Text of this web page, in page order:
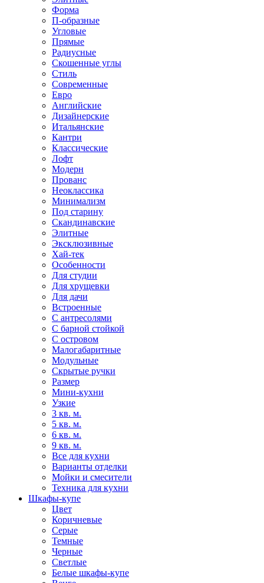
Форма
П-образные
Угловые
Прямые
Радиусные
Скошенные углы
Стиль
Современные
Евро
Английские
Дизайнерские
Итальянские
Кантри
Классические
Лофт
Модерн
Прованс
Неоклассика
Минимализм
Под старину
Скандинавские
Элитные
Эксклюзивные
Хай-тек
Особенности
Для студии
Для хрущевки
Для дачи
Встроенные
С антресолями
С барной стойкой
С островом
Малогабаритные
Модульные
Скрытые ручки
Размер
Мини-кухни
Узкие
3 кв. м.
5 кв. м.
6 кв. м.
9 кв. м.
Все для кухни
Варианты отделки
Мойки и смесители
Техника для кухни
Шкафы-купе
Цвет
Коричневые
Серые
Темные
Черные
Светлые
Белые шкафы-купе